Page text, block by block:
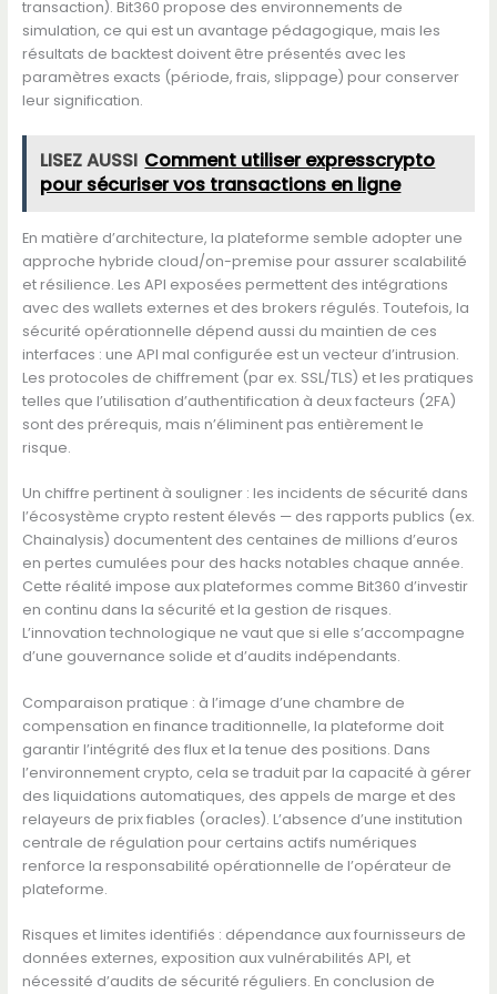
transaction). Bit360 propose des environnements de
simulation, ce qui est un avantage pédagogique, mais les
résultats de backtest doivent être présentés avec les
paramètres exacts (période, frais, slippage) pour conserver
leur signification.
LISEZ AUSSI Comment utiliser expresscrypto
pour sécuriser vos transactions en ligne
En matière d’architecture, la plateforme semble adopter une
approche hybride cloud/on-premise pour assurer scalabilité
et résilience. Les API exposées permettent des intégrations
avec des wallets externes et des brokers régulés. Toutefois, la
sécurité opérationnelle dépend aussi du maintien de ces
interfaces : une API mal configurée est un vecteur d’intrusion.
Les protocoles de chiffrement (par ex. SSL/TLS) et les pratiques
telles que l’utilisation d’authentification à deux facteurs (2FA)
sont des prérequis, mais n’éliminent pas entièrement le
risque.
Un chiffre pertinent à souligner : les incidents de sécurité dans
l’écosystème crypto restent élevés — des rapports publics (ex.
Chainalysis) documentent des centaines de millions d’euros
en pertes cumulées pour des hacks notables chaque année.
Cette réalité impose aux plateformes comme Bit360 d’investir
en continu dans la sécurité et la gestion de risques.
L’innovation technologique ne vaut que si elle s’accompagne
d’une gouvernance solide et d’audits indépendants.
Comparaison pratique : à l’image d’une chambre de
compensation en finance traditionnelle, la plateforme doit
garantir l’intégrité des flux et la tenue des positions. Dans
l’environnement crypto, cela se traduit par la capacité à gérer
des liquidations automatiques, des appels de marge et des
relayeurs de prix fiables (oracles). L’absence d’une institution
centrale de régulation pour certains actifs numériques
renforce la responsabilité opérationnelle de l’opérateur de
plateforme.
Risques et limites identifiés : dépendance aux fournisseurs de
données externes, exposition aux vulnérabilités API, et
nécessité d’audits de sécurité réguliers. En conclusion de